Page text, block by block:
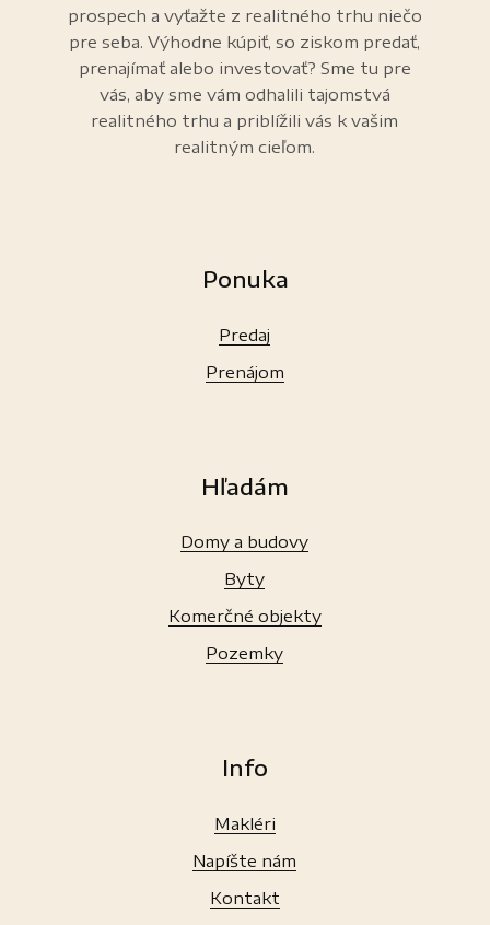
prospech a vyťažte z realitného trhu niečo
pre seba. Výhodne kúpiť, so ziskom predať,
prenajímať alebo investovať? Sme tu pre
vás, aby sme vám odhalili tajomstvá
realitného trhu a priblížili vás k vašim
realitným cieľom.
Ponuka
Predaj
Prenájom
Hľadám
Domy a budovy
Byty
Komerčné objekty
Pozemky
Info
Makléri
Napíšte nám
Kontakt